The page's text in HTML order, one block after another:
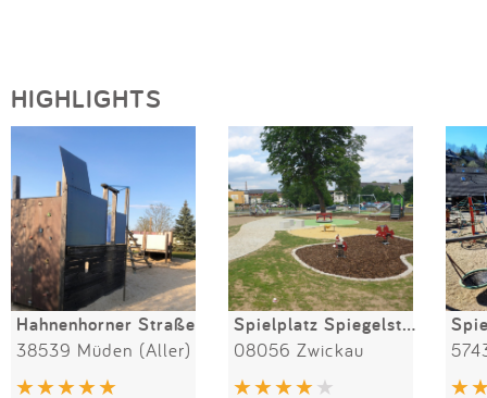
HIGHLIGHTS
Hahnenhorner Straße
38539 Müden (Aller)
Spielplatz Spiegelstraße
08056 Zwickau